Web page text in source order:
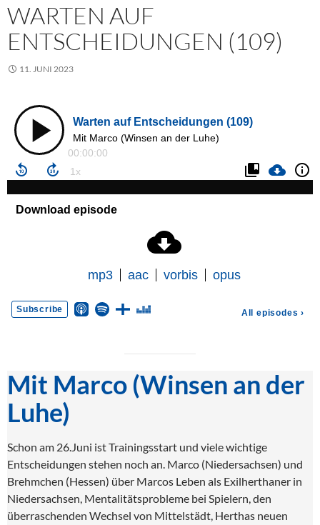
WARTEN AUF
ENTSCHEIDUNGEN (109)
11. JUNI 2023
Mit Marco (Winsen an der
Luhe)
Schon am 26.Juni ist Trainingsstart und viele wichtige
Entscheidungen stehen noch an. Marco (Niedersachsen) und
Brehmchen (Hessen) über Marcos Leben als Exilherthaner in
Niedersachsen, Mentalitätsprobleme bei Spielern, den
überraschenden Wechsel von Mittelstädt, Herthas neuen